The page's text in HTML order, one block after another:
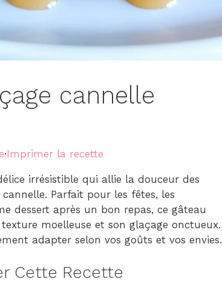
cannelle
·Imprimer la recette
irrésistible qui allie la douceur des
Parfait pour les fêtes, les
dessert après un bon repas, ce gâteau
moelleuse et son glaçage onctueux.
adapter selon vos goûts et vos envies.
Cette Recette